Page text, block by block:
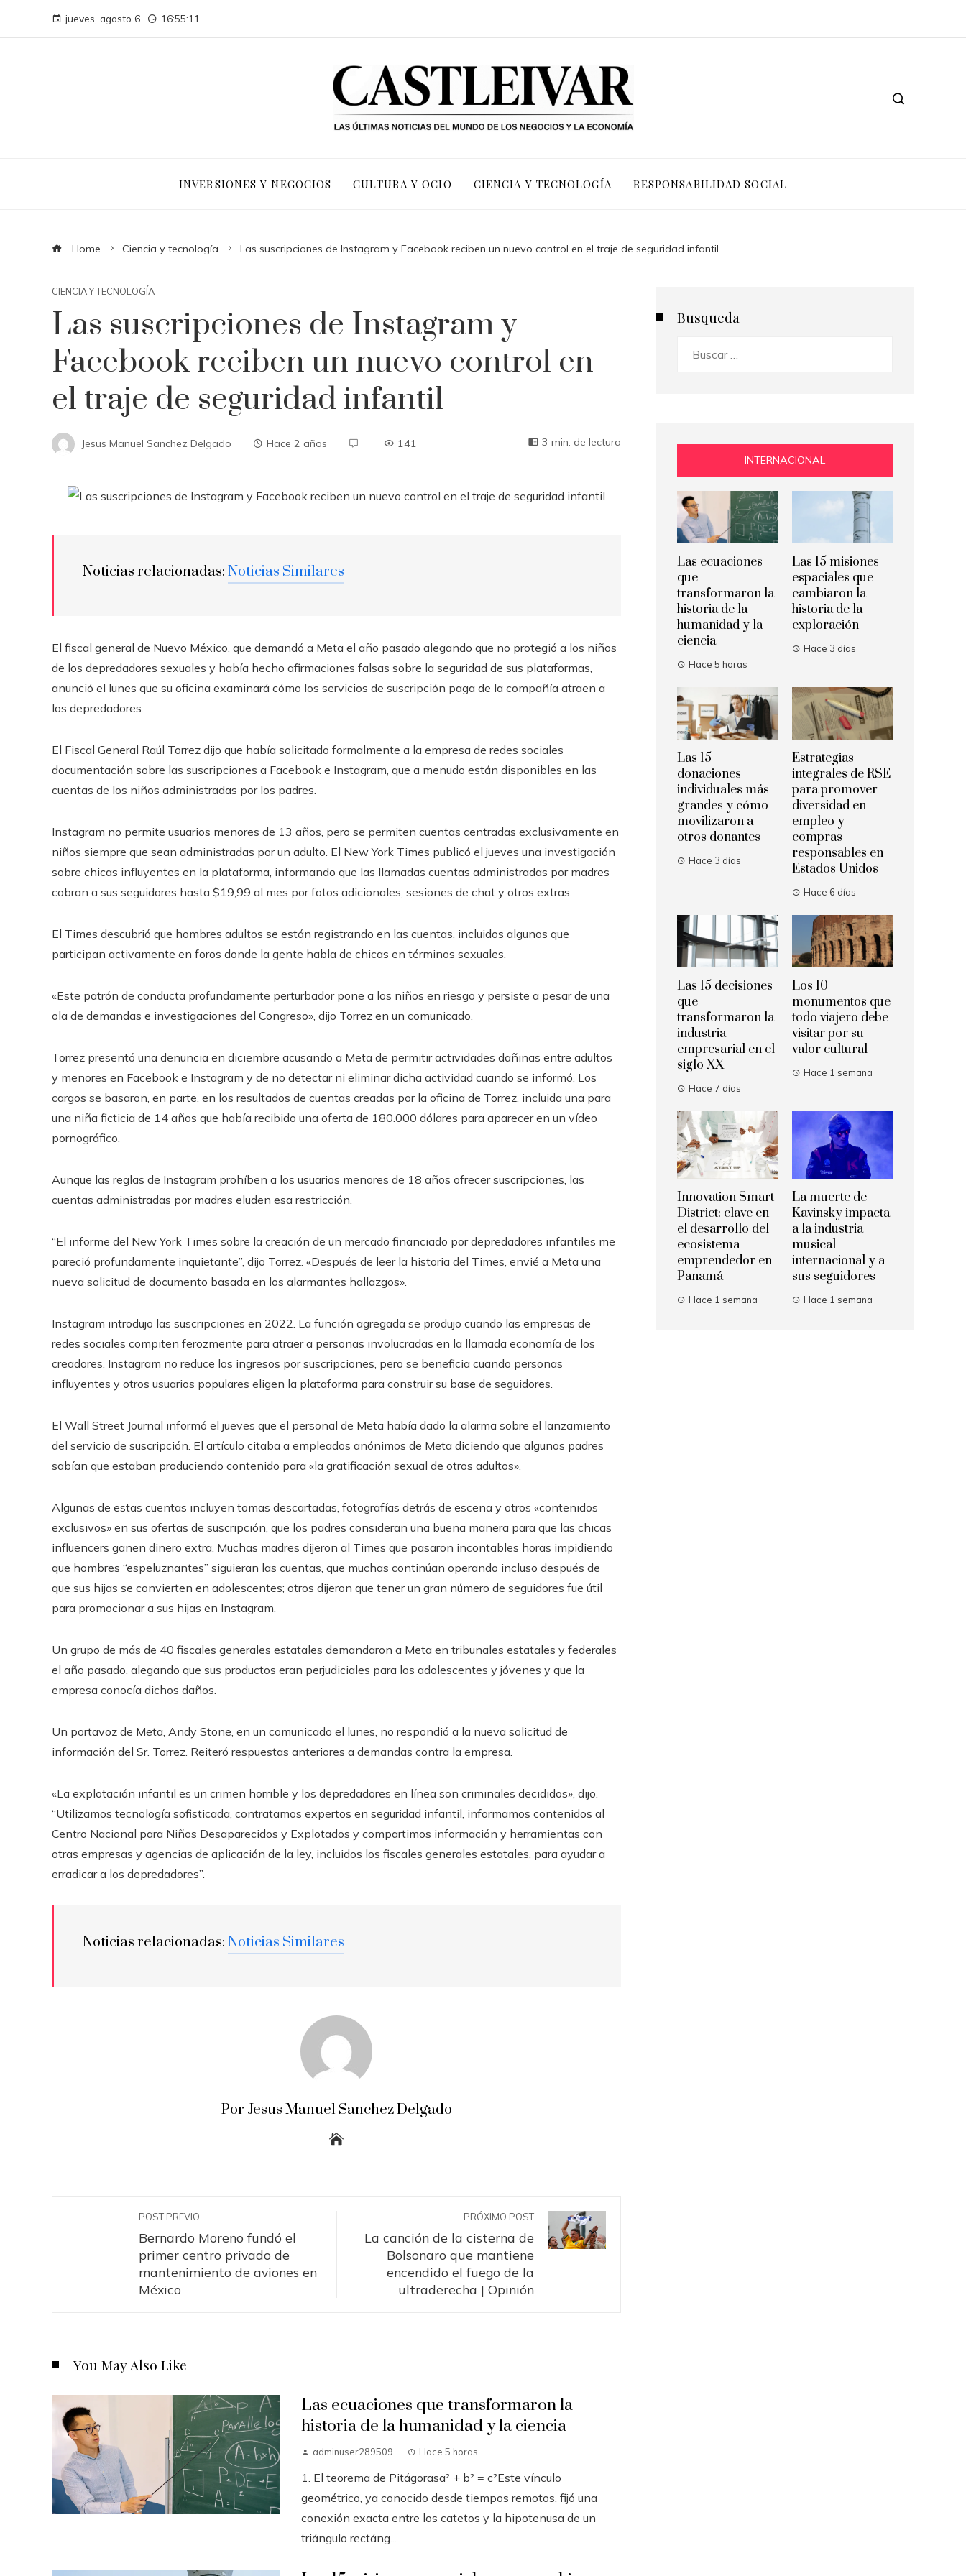
jueves, agosto 6 16:55:12
INVERSIONES Y NEGOCIOS CULTURA Y OCIO CIENCIA Y TECNOLOGÍA RESPONSABILIDAD SOCIAL
Home Ciencia y tecnología Las suscripciones de Instagram y Facebook reciben un nuevo control en el traje de seguridad infantil
CIENCIA Y TECNOLOGÍA
Las suscripciones de Instagram y
Facebook reciben un nuevo control en
el traje de seguridad infantil
Jesus Manuel Sanchez Delgado Hace 2 años 141 3 min. de lectura
Noticias relacionadas: Noticias Similares
El fiscal general de Nuevo México, que demandó a Meta el año pasado alegando que no protegió a los niños
de los depredadores sexuales y había hecho afirmaciones falsas sobre la seguridad de sus plataformas,
anunció el lunes que su oficina examinará cómo los servicios de suscripción paga de la compañía atraen a
los depredadores.
El Fiscal General Raúl Torrez dijo que había solicitado formalmente a la empresa de redes sociales
documentación sobre las suscripciones a Facebook e Instagram, que a menudo están disponibles en las
cuentas de los niños administradas por los padres.
Instagram no permite usuarios menores de 13 años, pero se permiten cuentas centradas exclusivamente en
niños siempre que sean administradas por un adulto. El New York Times publicó el jueves una investigación
sobre chicas influyentes en la plataforma, informando que las llamadas cuentas administradas por madres
cobran a sus seguidores hasta $19,99 al mes por fotos adicionales, sesiones de chat y otros extras.
El Times descubrió que hombres adultos se están registrando en las cuentas, incluidos algunos que
participan activamente en foros donde la gente habla de chicas en términos sexuales.
«Este patrón de conducta profundamente perturbador pone a los niños en riesgo y persiste a pesar de una
ola de demandas e investigaciones del Congreso», dijo Torrez en un comunicado.
Torrez presentó una denuncia en diciembre acusando a Meta de permitir actividades dañinas entre adultos
y menores en Facebook e Instagram y de no detectar ni eliminar dicha actividad cuando se informó. Los
cargos se basaron, en parte, en los resultados de cuentas creadas por la oficina de Torrez, incluida una para
una niña ficticia de 14 años que había recibido una oferta de 180.000 dólares para aparecer en un vídeo
pornográfico.
Aunque las reglas de Instagram prohíben a los usuarios menores de 18 años ofrecer suscripciones, las
cuentas administradas por madres eluden esa restricción.
“El informe del New York Times sobre la creación de un mercado financiado por depredadores infantiles me
pareció profundamente inquietante”, dijo Torrez. «Después de leer la historia del Times, envié a Meta una
nueva solicitud de documento basada en los alarmantes hallazgos».
Instagram introdujo las suscripciones en 2022. La función agregada se produjo cuando las empresas de
redes sociales compiten ferozmente para atraer a personas involucradas en la llamada economía de los
creadores. Instagram no reduce los ingresos por suscripciones, pero se beneficia cuando personas
influyentes y otros usuarios populares eligen la plataforma para construir su base de seguidores.
El Wall Street Journal informó el jueves que el personal de Meta había dado la alarma sobre el lanzamiento
del servicio de suscripción. El artículo citaba a empleados anónimos de Meta diciendo que algunos padres
sabían que estaban produciendo contenido para «la gratificación sexual de otros adultos».
Algunas de estas cuentas incluyen tomas descartadas, fotografías detrás de escena y otros «contenidos
exclusivos» en sus ofertas de suscripción, que los padres consideran una buena manera para que las chicas
influencers ganen dinero extra. Muchas madres dijeron al Times que pasaron incontables horas impidiendo
que hombres “espeluznantes” siguieran las cuentas, que muchas continúan operando incluso después de
que sus hijas se convierten en adolescentes; otros dijeron que tener un gran número de seguidores fue útil
para promocionar a sus hijas en Instagram.
Un grupo de más de 40 fiscales generales estatales demandaron a Meta en tribunales estatales y federales
el año pasado, alegando que sus productos eran perjudiciales para los adolescentes y jóvenes y que la
empresa conocía dichos daños.
Un portavoz de Meta, Andy Stone, en un comunicado el lunes, no respondió a la nueva solicitud de
información del Sr. Torrez. Reiteró respuestas anteriores a demandas contra la empresa.
«La explotación infantil es un crimen horrible y los depredadores en línea son criminales decididos», dijo.
“Utilizamos tecnología sofisticada, contratamos expertos en seguridad infantil, informamos contenidos al
Centro Nacional para Niños Desaparecidos y Explotados y compartimos información y herramientas con
otras empresas y agencias de aplicación de la ley, incluidos los fiscales generales estatales, para ayudar a
erradicar a los depredadores”.
Noticias relacionadas: Noticias Similares
Por Jesus Manuel Sanchez Delgado
POST PREVIO
Bernardo Moreno fundó el
primer centro privado de
mantenimiento de aviones en
México
PRÓXIMO POST
La canción de la cisterna de
Bolsonaro que mantiene
encendido el fuego de la
ultraderecha | Opinión
You May Also Like
Las ecuaciones que transformaron la
historia de la humanidad y la ciencia
adminuser289509 Hace 5 horas
1. El teorema de Pitágorasa² + b² = c²Este vínculo
geométrico, ya conocido desde tiempos remotos, fijó una
conexión exacta entre los catetos y la hipotenusa de un
triángulo rectáng...
Busqueda
INTERNACIONAL
Las ecuaciones
que
transformaron la
historia de la
humanidad y la
ciencia
Hace 5 horas
Las 15 misiones
espaciales que
cambiaron la
historia de la
exploración
Hace 3 días
Las 15
donaciones
individuales más
grandes y cómo
movilizaron a
otros donantes
Hace 3 días
Estrategias
integrales de RSE
para promover
diversidad en
empleo y
compras
responsables en
Estados Unidos
Hace 6 días
Las 15 decisiones
que
transformaron la
industria
empresarial en el
siglo XX
Hace 7 días
Los 10
monumentos que
todo viajero debe
visitar por su
valor cultural
Hace 1 semana
Innovation Smart
District: clave en
el desarrollo del
ecosistema
emprendedor en
Panamá
Hace 1 semana
La muerte de
Kavinsky impacta
a la industria
musical
internacional y a
sus seguidores
Hace 1 semana